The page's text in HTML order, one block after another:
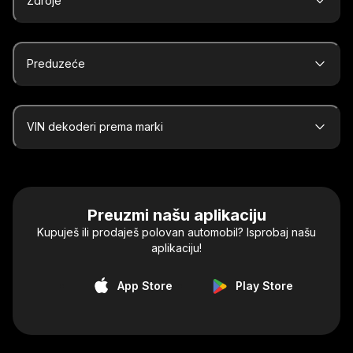
Preduzeće
VIN dekoderi prema marki
Preuzmi našu aplikaciju
Kupuješ ili prodaješ polovan automobil? Isprobaj našu
aplikaciju!
App Store Play Store